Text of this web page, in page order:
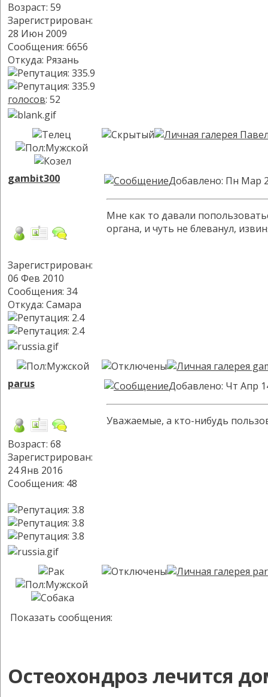
Возраст: 59
Зарегистрирован:
28 Июн 2009
Сообщения: 6656
Откуда: Рязань
голосов: 52
gambit300
Зарегистрирован:
06 Фев 2010
Сообщения: 34
Откуда: Самара
Добавлено: Пн Мар
Мне как то давали
органа, и чуть не блеванул,
parus
Возраст: 68
Зарегистрирован:
24 Янв 2016
Сообщения: 48
Добавлено: Чт Апр
Уважаемые, а кто-нибудь
Показать сообщения:
Остеохондроз лечится